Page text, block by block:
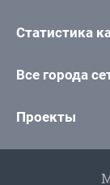
Статистика
Все города
Проекты